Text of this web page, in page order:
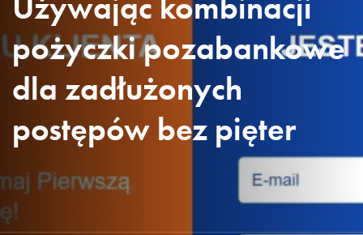
pożyczki pozabankowe
dla zadłużonych
postępów bez pięter